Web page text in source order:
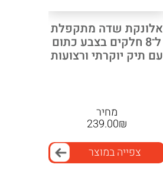
אלונקת שדה מתקפלת
ל־8 חלקים בצבע כתום
עם תיק יוקרתי ורצועות
מחיר
₪
239.00
צפייה במוצר